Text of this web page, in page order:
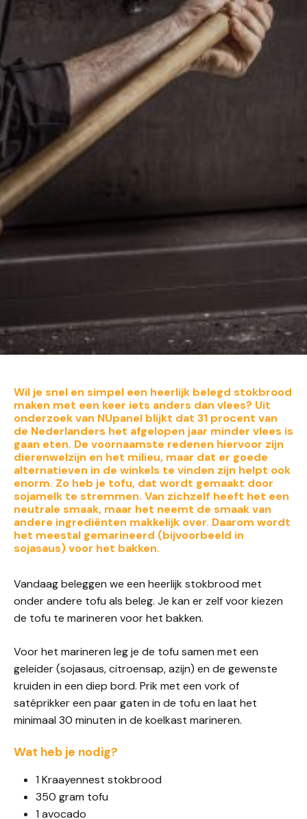
Wil je snel en simpel een heerlijk belegd stokbrood
maken met een keer iets anders dan vlees? Uit
onderzoek van NUpanel blijkt dat 31 procent van
de Nederlanders het afgelopen jaar minder vlees is
gaan eten. De voornaamste redenen hiervoor zijn
dierenwelzijn en het milieu, maar dat er goede
alternatieven in de winkels te vinden zijn helpt ook
enorm. Zo heb je tofu, dat wordt gemaakt door
sojamelk te stremmen. Van zichzelf heeft het een
neutrale smaak, maar het neemt de smaak van
andere ingrediënten makkelijk over. Daarom wordt
het meestal gemarineerd (bijvoorbeeld in
sojasaus) voor het bakken.
Vandaag beleggen we een heerlijk stokbrood met
onder andere tofu als beleg. Je kan er zelf voor kiezen
de tofu te marineren voor het bakken.
Voor het marineren leg je de tofu samen met een
geleider (sojasaus, citroensap, azijn) en de gewenste
kruiden in een diep bord. Prik met een vork of
satéprikker een paar gaten in de tofu en laat het
minimaal 30 minuten in de koelkast marineren.
Wat heb je nodig?
1 Kraayennest stokbrood
350 gram tofu
1 avocado